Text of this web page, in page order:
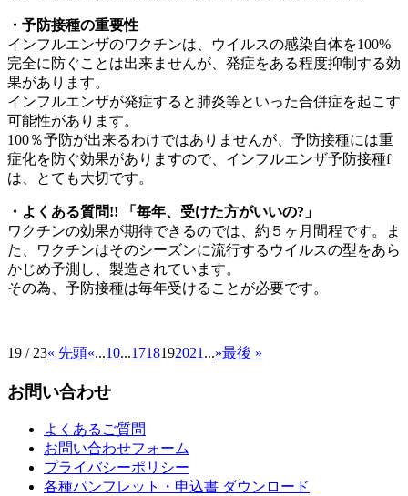
・予防接種の重要性
インフルエンザのワクチンは、ウイルスの感染自体を100%
完全に防ぐことは出来ませんが、発症をある程度抑制する効
果があります。
インフルエンザが発症すると肺炎等といった合併症を起こす
可能性があります。
100％予防が出来るわけではありませんが、予防接種には重
症化を防ぐ効果がありますので、インフルエンザ予防接種f
は、とても大切です。
・よくある質問!! 「毎年、受けた方がいいの?」
ワクチンの効果が期待できるのでは、約５ヶ月間程です。ま
た、ワクチンはそのシーズンに流行するウイルスの型をあら
かじめ予測し、製造されています。
その為、予防接種は毎年受けることが必要です。
19 / 23« 先頭«...10...1718192021 ...»最後 »
お問い合わせ
よくあるご質問
お問い合わせフォーム
プライバシーポリシー
各種パンフレット・申込書 ダウンロード